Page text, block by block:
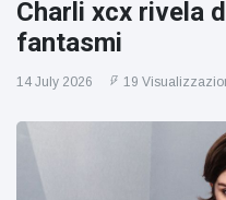
Charli xcx rivela
fantasmi
14 July 2026 19